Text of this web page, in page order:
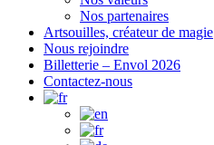
Nos partenaires
Artsouilles, créateur de magie
Nous rejoindre
Billetterie – Envol 2026
Contactez-nous